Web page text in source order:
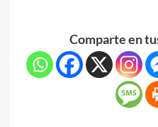
Comparte en